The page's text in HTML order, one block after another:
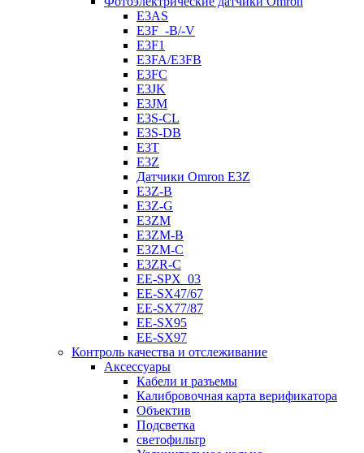
E3AS
E3F_-B/-V
E3F1
E3FA/E3FB
E3FC
E3JK
E3JM
E3S-CL
E3S-DB
E3T
E3Z
Датчики Omron E3Z
E3Z-B
E3Z-G
E3ZM
E3ZM-B
E3ZM-C
E3ZR-C
EE-SPX_03
EE-SX47/67
EE-SX77/87
EE-SX95
EE-SX97
Контроль качества и отслеживание
Аксессуары
Кабели и разъемы
Калибровочная карта верификатора
Объектив
Подсветка
светофильтр